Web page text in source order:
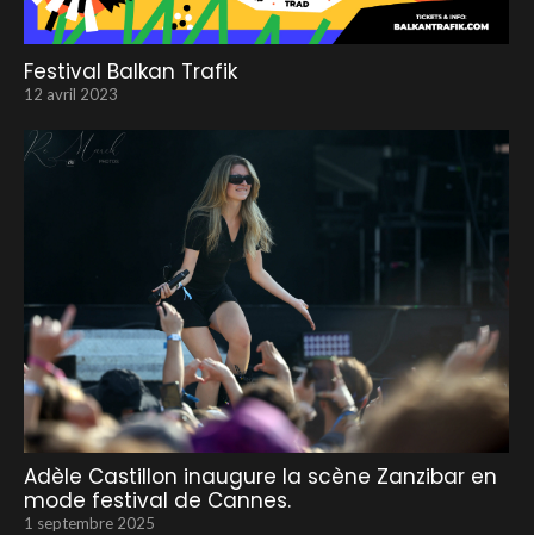
Festival Balkan Trafik
12 avril 2023
Adèle Castillon inaugure la scène Zanzibar en
mode festival de Cannes.
1 septembre 2025